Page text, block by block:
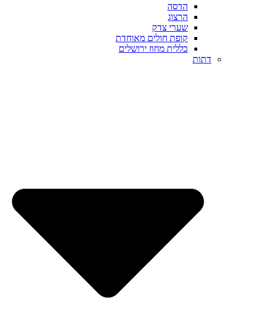
הדסה
הרצוג
שערי צדק
קופת חולים מאוחדת
כללית מחוז ירושלים
דתות